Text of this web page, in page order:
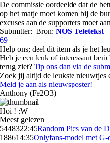
De commissie oordeelde dat de
op het matje moet komen bij de
excuses aan de supporters moet
Submitter: Bron: NOS Teletekst
69
Help ons; deel dit item als je het
Heb je een leuk of interessant
terug ziet? Tip ons dan via de
Zoek jij altijd de leukste nieuwtjes
Meld je aan als nieuwsposter!
Anthony (Fe2O3)
Hoi ! :W
Meest gelezen
5448322:45Random Pics van de
188614:35Onlyfans-model met